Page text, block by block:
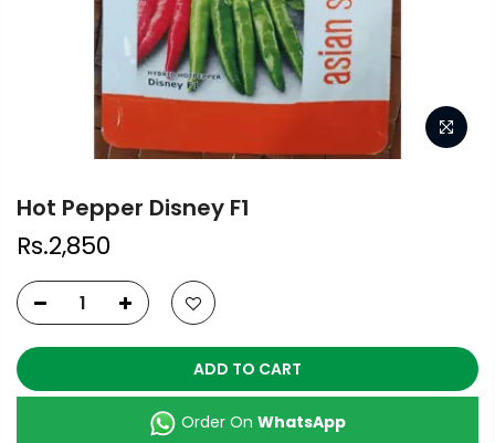
Hot Pepper Disney F1
Rs.2,850
ADD TO CART
Order On WhatsApp